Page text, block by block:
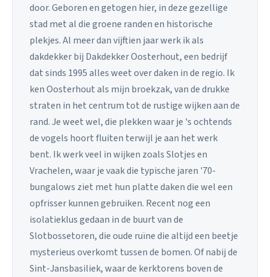
door. Geboren en getogen hier, in deze gezellige
stad met al die groene randen en historische
plekjes. Al meer dan vijftien jaar werk ik als
dakdekker bij Dakdekker Oosterhout, een bedrijf
dat sinds 1995 alles weet over daken in de regio. Ik
ken Oosterhout als mijn broekzak, van de drukke
straten in het centrum tot de rustige wijken aan de
rand. Je weet wel, die plekken waar je 's ochtends
de vogels hoort fluiten terwijl je aan het werk
bent. Ik werk veel in wijken zoals Slotjes en
Vrachelen, waar je vaak die typische jaren '70-
bungalows ziet met hun platte daken die wel een
opfrisser kunnen gebruiken. Recent nog een
isolatieklus gedaan in de buurt van de
Slotbossetoren, die oude ruïne die altijd een beetje
mysterieus overkomt tussen de bomen. Of nabij de
Sint-Jansbasiliek, waar de kerktorens boven de